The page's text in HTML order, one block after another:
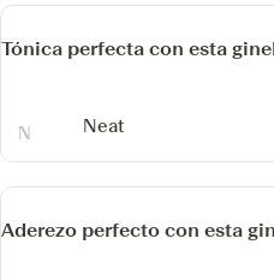
Tónica perfecta con esta
Neat
Aderezo perfecto con esta